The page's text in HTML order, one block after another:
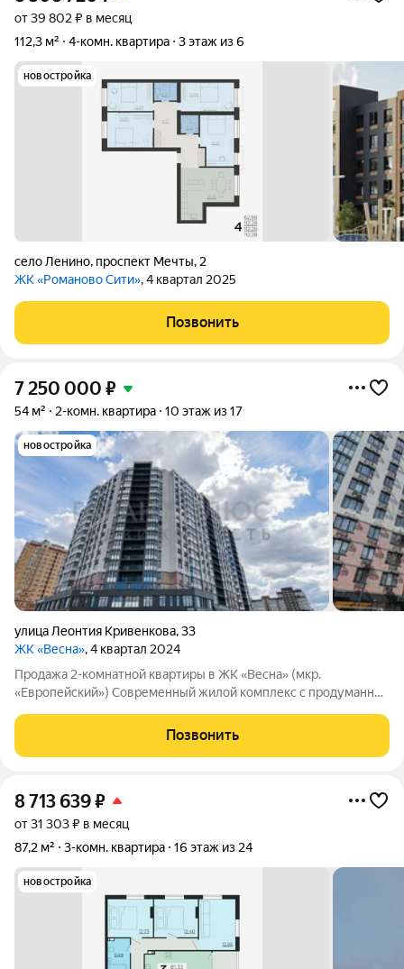
от 39 802 ₽ в месяц
112,3 м²
4-комн. квартира 3 этаж из 6
новостройка
село Ленино, проспект Мечты, 2
ЖК «Романово Сити», 4 квартал 2025
Позвонить
7 250 000 ₽
54 м² 2-комн. квартира 10 этаж из 17
новостройка
улица Леонтия Кривенкова,33
ЖК «Весна», 4 квартал 2024
Продажа 2-комнатной квартиры в ЖК «Весна» (мкр.
«Европейский») Современный жилой комплекс с продуманной
возможность реализовать свой дизайн Удобная планировка:
комнаты 18 и 12 кв.м.
Позвонить
8 713 639₽
от 31 303 ₽ в месяц
87,2 м²
3-комн. квартира 16 этаж из 24
новостройка